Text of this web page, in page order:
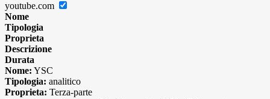
youtube.com
Nome
Tipologia
Proprieta
Descrizione
Durata
Nome: YSC
Tipologia: analitico
Proprieta: Terza-parte